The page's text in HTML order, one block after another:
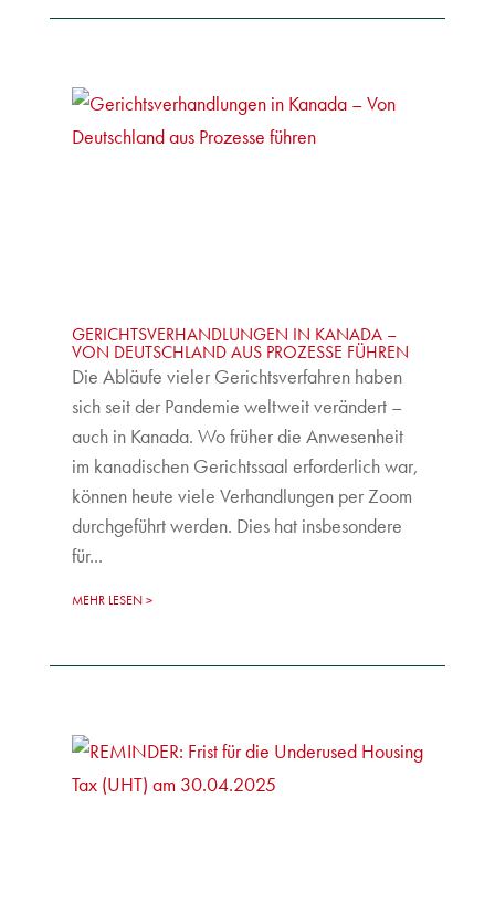
GERICHTSVERHANDLUNGEN IN KANADA –
VON DEUTSCHLAND AUS PROZESSE FÜHREN
Die Abläufe vieler Gerichtsverfahren haben
sich seit der Pandemie weltweit verändert –
auch in Kanada. Wo früher die Anwesenheit
im kanadischen Gerichtssaal erforderlich war,
können heute viele Verhandlungen per Zoom
durchgeführt werden. Dies hat insbesondere
für...
MEHR LESEN